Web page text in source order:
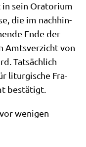
sein Ora­to­ri­um
die im nach­hin­
Ende der
Amts­ver­zicht von
Tat­säch­lich
lit­ur­gi­sche Fra­
bestätigt.
weni­gen